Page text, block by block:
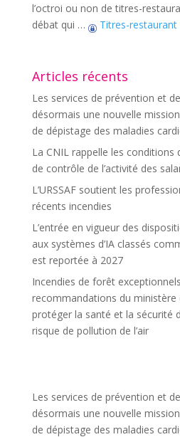
l’octroi ou non de titres-
débat qui …
Titres-restaurant
Articles récents
Les services de prévention et
désormais une nouvelle
de dépistage des maladies
La CNIL rappelle les conditions
de contrôle de l’activité des
L’URSSAF soutient les
récents incendies
L’entrée en vigueur des
aux systèmes d’IA classés
est reportée à 2027
Incendies de forêt
recommandations du ministère
protéger la santé et la sécurité
risque de pollution de l’air
Les services de prévention et
désormais une nouvelle
de dépistage des maladies